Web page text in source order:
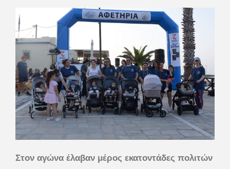
Στον αγώνα έλαβαν μέρος εκατοντάδες πολιτών